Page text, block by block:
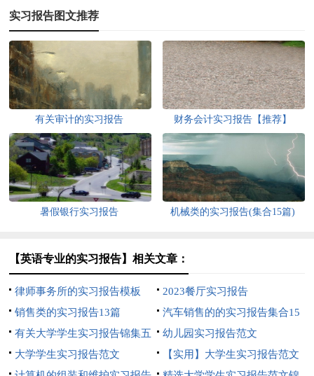
实习报告图文推荐
有关审计的实习报告 财务会计实习报告【推荐】
暑假银行实习报告 机械类的实习报告(集合15篇)
【英语专业的实习报告】相关文章：
律师事务所的实习报告模板
2023餐厅实习报告
销售类的实习报告13篇
汽车销售的的实习报告集合15
篇
有关大学学生实习报告锦集五
篇
幼儿园实习报告范文
大学学生实习报告范文
【实用】大学生实习报告范文